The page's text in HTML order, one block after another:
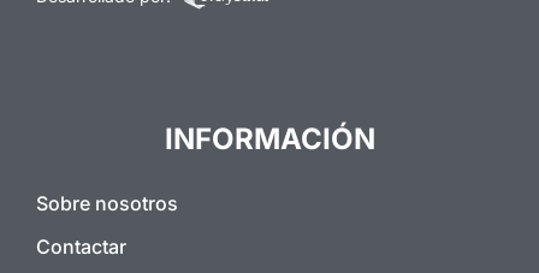
INFORMACIÓN
Sobre nosotros
Contactar